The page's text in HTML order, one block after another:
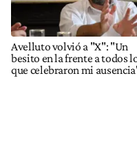
Avelluto volvió a "X": "Un
besito en la frente a todos
que celebraron mi